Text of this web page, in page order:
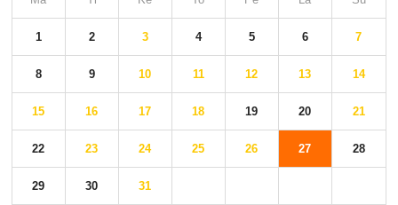
1 2 3 4 5 6 7
8 9 10 11 12 13 14
15 16 17 18 19 20 21
22 23 24 25 26 27 28
29 30 31